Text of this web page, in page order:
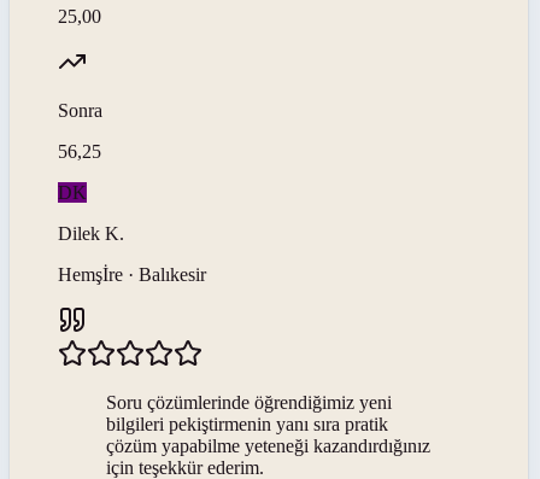
25,00
Sonra
56,25
DK
Dilek K.
Hemşİre · Balıkesir
Soru çözümlerinde öğrendiğimiz yeni
bilgileri pekiştirmenin yanı sıra pratik
çözüm yapabilme yeteneği kazandırdığınız
için teşekkür ederim.